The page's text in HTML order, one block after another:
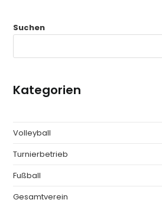
Suchen
Kategorien
Volleyball
Turnierbetrieb
Fußball
Gesamtverein